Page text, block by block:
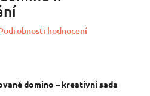
hodnocení
domino – kreativní sada